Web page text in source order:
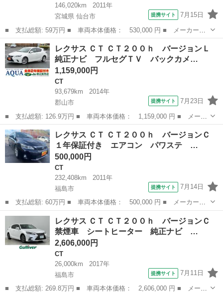
146,020km
2011年
宮城県 仙台市
提携サイト 7月15日
■ 支払総額: 59万円 ■ 車両本体価格： 530,000 円 ■ メーカー
名： レクサス ■ 車種名： ＣＴ ■ グレード名： ＣＴ２００
ｈ ナビ ＴＶ Ｂカメラ ＥＴＣ エンジンスターター ■ 排気
量： 1800cc...
宮城 仙台市 CT
レクサス ＣＴ ＣＴ２００ｈ バージョンＬ
純正ナビ フルセグＴＶ バックカメ…
1,159,000円
CT
93,679km
2014年
郡山市
提携サイト 7月23日
■ 支払総額: 126.9万円 ■ 車両本体価格： 1,159,000 円 ■ メーカ
ー名： レクサス ■ 車種名： ＣＴ ■ グレード名： ＣＴ２００
ｈ バージョンＬ 純正ナビ フルセグＴＶ バックカメラ レザー
シート ...
福島 郡山市 CT
レクサス ＣＴ ＣＴ２００ｈ バージョンＣ
１年保証付き エアコン パワステ …
500,000円
CT
232,408km
2011年
福島市
提携サイト 7月14日
■ 支払総額: 60万円 ■ 車両本体価格： 500,000 円 ■ メーカー
名： レクサス ■ 車種名： ＣＴ ■ グレード名： ＣＴ２００
ｈ バージョンＣ １年保証付き エアコン パワステ 盗難防止装
置 オートクルーズ...
福島 福島市 CT
レクサス ＣＴ ＣＴ２００ｈ バージョンＣ
禁煙車 シートヒーター 純正ナビ …
2,606,000円
CT
26,000km
2017年
福島市
提携サイト 7月11日
■ 支払総額: 269.8万円 ■ 車両本体価格： 2,606,000 円 ■ メーカ